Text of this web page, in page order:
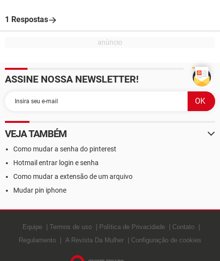
1 Respostas
ASSINE NOSSA NEWSLETTER!
VEJA TAMBÉM
Como mudar a senha do pinterest
Hotmail entrar login e senha
Como mudar a extensão de um arquivo
Mudar pin iphone
Equipe Termos de uso Política de Privacidade
Contato
Regulamento
A Revista Da Mulher Configuração de cookies